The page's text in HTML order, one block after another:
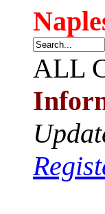
ALL